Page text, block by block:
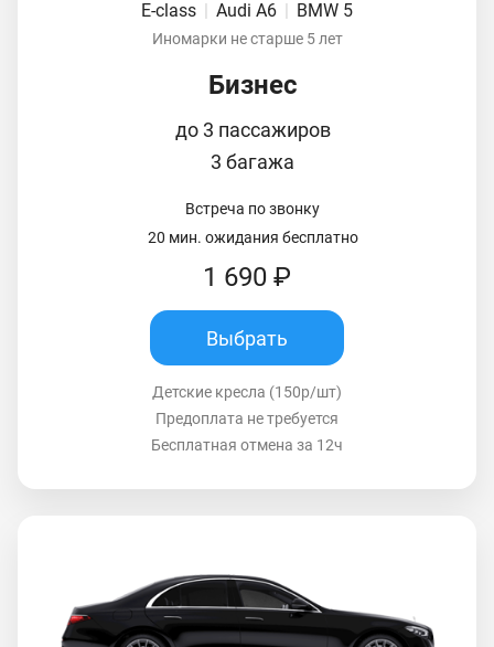
E-class | Audi A6 | BMW 5
Иномарки не старше 5 лет
Бизнес
до 3 пассажиров
3 багажа
Встреча по звонку
20 мин. ожидания бесплатно
1 690 ₽
Выбрать
Детские кресла (150р/шт)
Предоплата не требуется
Бесплатная отмена за 12ч